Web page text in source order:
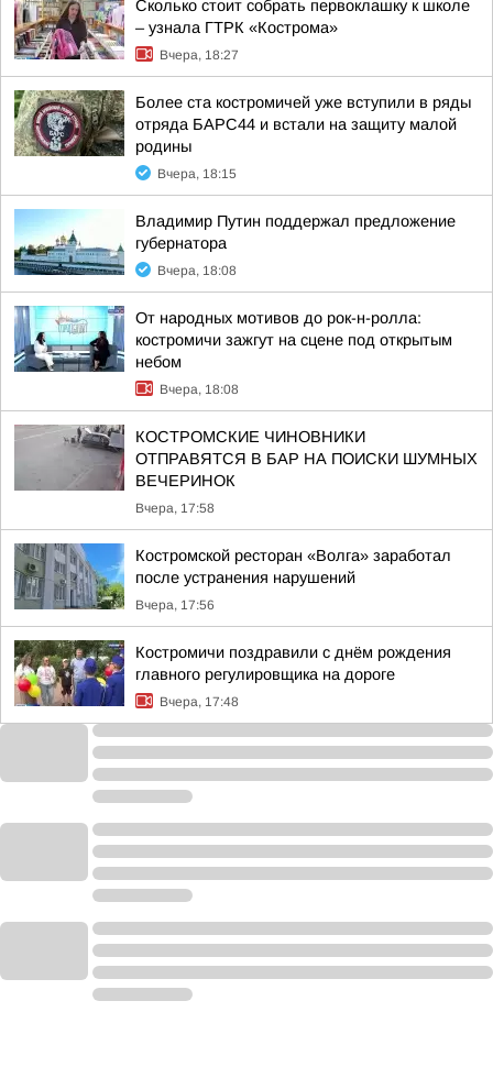
Сколько стоит собрать первоклашку к школе
– узнала ГТРК «Кострома»
Вчера, 18:27
Более ста костромичей уже вступили в ряды
отряда БАРС44 и встали на защиту малой
родины
Вчера, 18:15
Владимир Путин поддержал предложение
губернатора
Вчера, 18:08
От народных мотивов до рок-н-ролла:
костромичи зажгут на сцене под открытым
небом
Вчера, 18:08
КОСТРОМСКИЕ ЧИНОВНИКИ
ОТПРАВЯТСЯ В БАР НА ПОИСКИ ШУМНЫХ
ВЕЧЕРИНОК
Вчера, 17:58
Костромской ресторан «Волга» заработал
после устранения нарушений
Вчера, 17:56
Костромичи поздравили с днём рождения
главного регулировщика на дороге
Вчера, 17:48